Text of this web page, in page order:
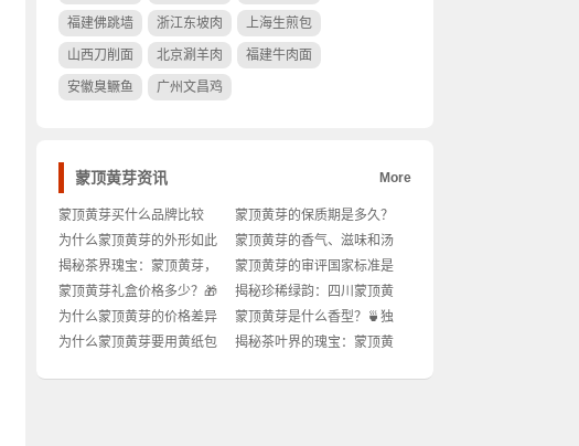
福建佛跳墙 浙江东坡肉 上海生煎包
山西刀削面 北京涮羊肉 福建牛肉面
安徽臭鳜鱼 广州文昌鸡
蒙顶黄芽资讯 More
蒙顶黄芽买什么品牌比较
好？茶叶爱好者必看！
蒙顶黄芽的保质期是多久？
如何保存更长久？
为什么蒙顶黄芽的外形如此
独特？✨
蒙顶黄芽的香气、滋味和汤
色是什么样的？🍵
揭秘茶界瑰宝：蒙顶黄芽，
究竟属于哪一品类？🍵🔍
蒙顶黄芽的审评国家标准是
什么？💡专业解读来了！
蒙顶黄芽礼盒价格多少？🎁
茶叶爱好者必看！
揭秘珍稀绿韵：四川蒙顶黄
芽，茶中贵族的低调奢华🍵
🌿
为什么蒙顶黄芽的价格差异
这么大？💡选购攻略来了！
蒙顶黄芽是什么香型？🍵独
特的香气密码
为什么蒙顶黄芽要用黄纸包
揭秘茶叶界的瑰宝：蒙顶黄